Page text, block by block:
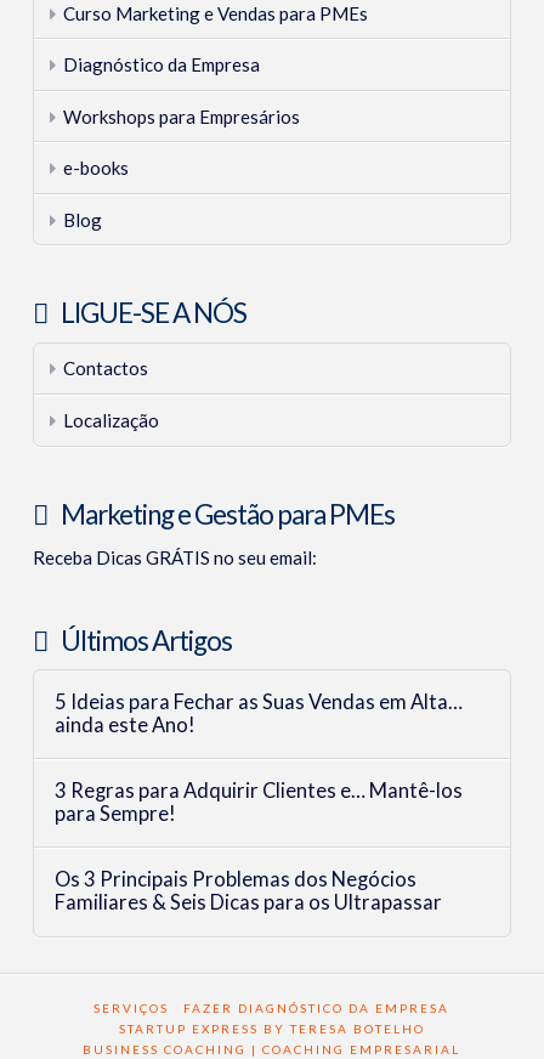
Curso Marketing e Vendas para PMEs
Diagnóstico da Empresa
Workshops para Empresários
e-books
Blog
LIGUE-SE A NÓS
Contactos
Localização
Marketing e Gestão para PMEs
Receba Dicas GRÁTIS no seu email:
Últimos Artigos
5 Ideias para Fechar as Suas Vendas em Alta…
ainda este Ano!
3 Regras para Adquirir Clientes e… Mantê-los
para Sempre!
Os 3 Principais Problemas dos Negócios
Familiares & Seis Dicas para os Ultrapassar
SERVIÇOS
FAZER DIAGNÓSTICO DA EMPRESA
STARTUP EXPRESS BY TERESA BOTELHO
BUSINESS COACHING | COACHING EMPRESARIAL